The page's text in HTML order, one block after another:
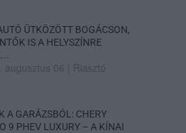
ÜTKÖZÖTT BOGÁCSON,
IS A HELYSZÍNRE
augusztus 06 Riasztó
A GARÁZSBÓL: CHERY
9 PHEV LUXURY – A KÍNAI